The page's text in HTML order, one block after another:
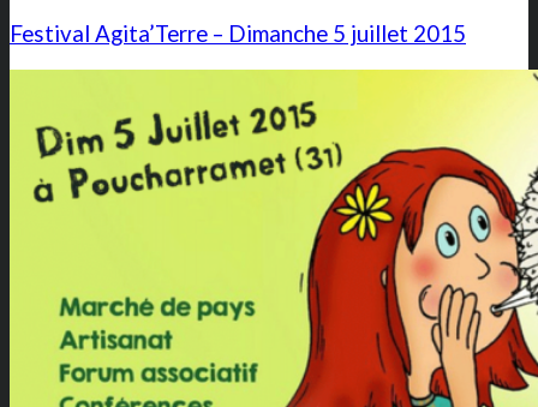
Festival Agita’Terre – Dimanche 5 juillet 2015